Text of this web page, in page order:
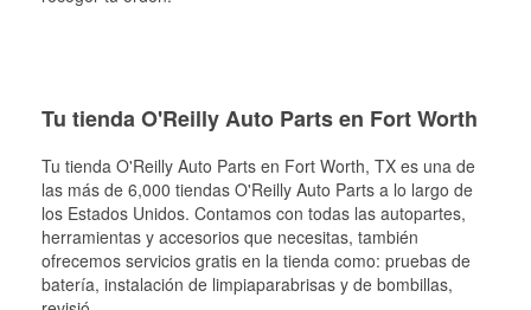
Tu tienda O'Reilly Auto Parts en Fort Worth
Tu tienda O'Reilly Auto Parts en Fort Worth, TX es una de
las más de 6,000 tiendas O'Reilly Auto Parts a lo largo de
los Estados Unidos. Contamos con todas las autopartes,
herramientas y accesorios que necesitas, también
ofrecemos servicios gratis en la tienda como: pruebas de
batería, instalación de limpiaparabrisas y de bombillas,